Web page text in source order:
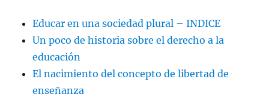
Educar en una sociedad plural – INDICE
Un poco de historia sobre el derecho a la
educación
El nacimiento del concepto de libertad de
enseñanza